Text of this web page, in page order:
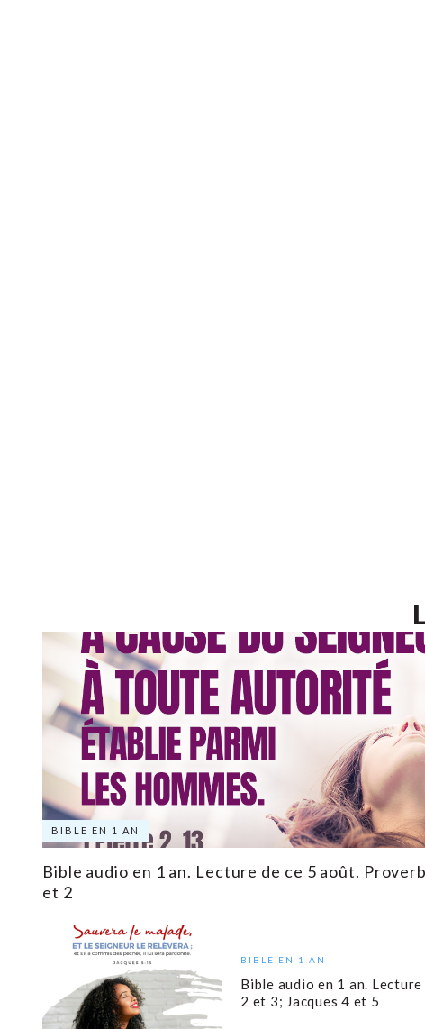
BIBLE EN 1 AN
Bible audio en 1 an. Lecture de ce 5 août.
et 2
BIBLE EN 1 AN
Bible audio en 1 an.
2 et 3; Jacques 4 et 5